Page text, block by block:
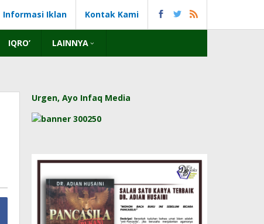
Informasi Iklan Kontak Kami
IQRO’ LAINNYA
Urgen, Ayo Infaq Media